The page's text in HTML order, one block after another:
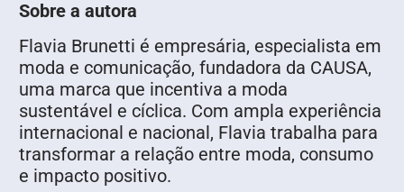
Sobre a autora
Flavia Brunetti é empresária, especialista em
moda e comunicação, fundadora da CAUSA,
uma marca que incentiva a moda
sustentável e cíclica. Com ampla experiência
internacional e nacional, Flavia trabalha para
transformar a relação entre moda, consumo
e impacto positivo.